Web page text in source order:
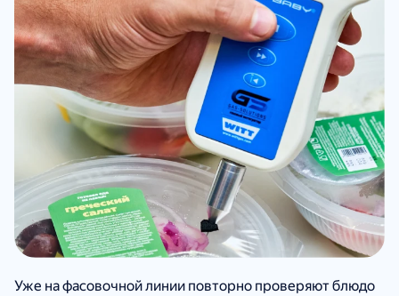
Уже на фасовочной линии повторно проверяют блюдо